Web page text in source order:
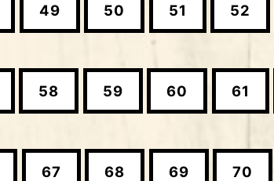
49 50 51 52
58 59 60 61
67 68 69 70